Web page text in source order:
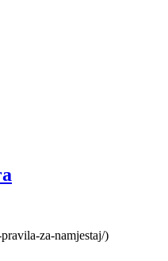
za-namjestaj/)